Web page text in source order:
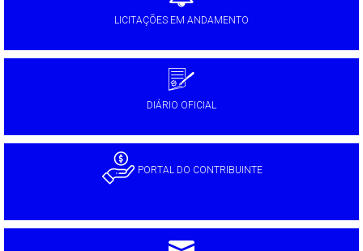
LICITAÇÕES EM ANDAMENTO
DIÁRIO OFICIAL
PORTAL DO CONTRIBUINTE